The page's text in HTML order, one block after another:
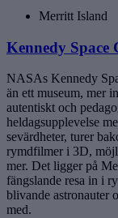
Merritt Island
Kennedy Space
NASAs Kennedy
än ett museum, mer
autentiskt och
heldagsupplevelse
sevärdheter, turer
rymdfilmer i 3D,
mer. Det ligger på
fängslande resa in i
blivande astronauter
med.